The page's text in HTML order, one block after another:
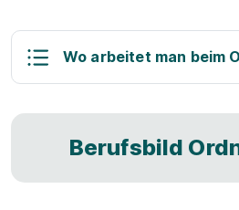
Wo arbeitet man beim
Berufsbild